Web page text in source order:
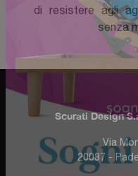
di resistere agli
senza
Scurati Design
Via
20037 -